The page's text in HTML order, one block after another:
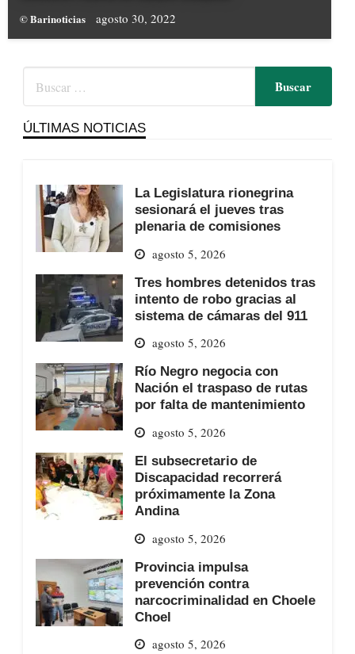
© Barinoticias agosto 30, 2022
ÚLTIMAS NOTICIAS
La Legislatura rionegrina
sesionará el jueves tras
plenaria de comisiones
agosto 5, 2026
Tres hombres detenidos tras
intento de robo gracias al
sistema de cámaras del 911
agosto 5, 2026
Río Negro negocia con
Nación el traspaso de rutas
por falta de mantenimiento
agosto 5, 2026
El subsecretario de
Discapacidad recorrerá
próximamente la Zona
Andina
agosto 5, 2026
Provincia impulsa
prevención contra
narcocriminalidad en Choele
Choel
agosto 5, 2026